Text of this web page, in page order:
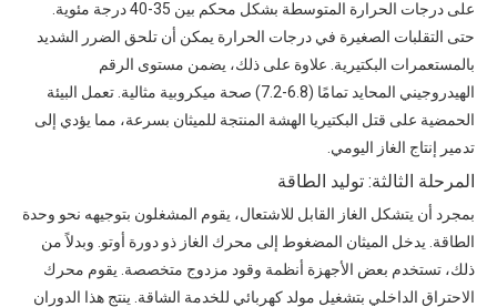
على درجات الحرارة المتوسطة بشكل محكم بين 35-40 درجة مئوية.
حتى التقلبات الصغيرة في درجات الحرارة يمكن أن تلحق الضرر الشديد
بالمستعمرات البكتيرية. علاوة على ذلك، يضمن مستوى الرقم
الهيدروجيني المحايد تمامًا (6.8-7.2) صحة ميكروبية مثالية. تعمل البيئة
الحمضية على قتل البكتيريا الهشة المنتجة للميثان بسرعة، مما يؤدي إلى
تدمير إنتاج الغاز اليومي.
المرحلة الثالثة: توليد الطاقة
بمجرد أن يتشكل الغاز القابل للاشتعال، يقوم المشغلون بتوجيهه نحو وحدة
الطاقة. يدخل الميثان المضغوط إلى محرك الغاز ذو دورة أوتو. وبدلاً من
ذلك، تستخدم بعض الأجهزة أنظمة وقود مزدوج متخصصة. يقوم محرك
الاحتراق الداخلي بتشغيل مولد كهربائي للخدمة الشاقة. ينتج هذا الدوران